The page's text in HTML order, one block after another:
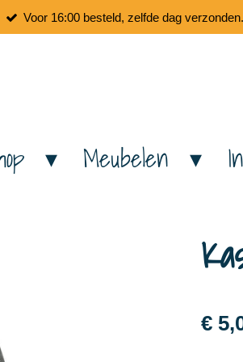
Voor 16:00 besteld, zelfde dag verzonden.
Meubelen
€